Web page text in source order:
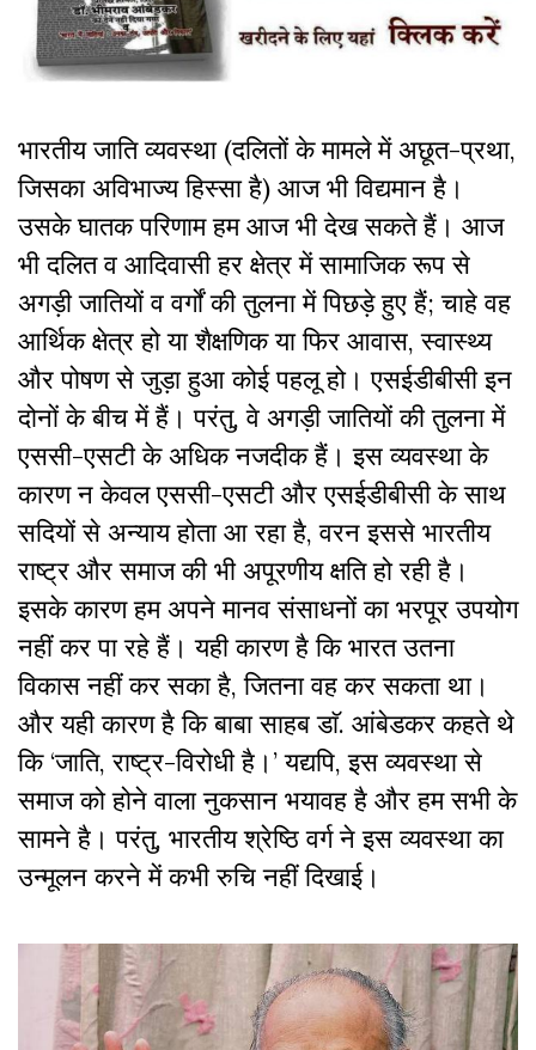
भारतीय जाति व्यवस्था (दलितों के मामले में अछूत-प्रथा,
जिसका अविभाज्य हिस्सा है) आज भी विद्यमान है।
उसके घातक परिणाम हम आज भी देख सकते हैं। आज
भी दलित व आदिवासी हर क्षेत्र में सामाजिक रूप से
अगड़ी जातियों व वर्गों की तुलना में पिछड़े हुए हैं; चाहे वह
आर्थिक क्षेत्र हो या शैक्षणिक या फिर आवास, स्वास्थ्य
और पोषण से जुड़ा हुआ कोई पहलू हो। एसईडीबीसी इन
दोनों के बीच में हैं। परंतु, वे अगड़ी जातियों की तुलना में
एससी-एसटी के अधिक नजदीक हैं। इस व्यवस्था के
कारण न केवल एससी-एसटी और एसईडीबीसी के साथ
सदियों से अन्याय होता आ रहा है, वरन इससे भारतीय
राष्ट्र और समाज की भी अपूरणीय क्षति हो रही है।
इसके कारण हम अपने मानव संसाधनों का भरपूर उपयोग
नहीं कर पा रहे हैं। यही कारण है कि भारत उतना
विकास नहीं कर सका है, जितना वह कर सकता था।
और यही कारण है कि बाबा साहब डाॅ. आंबेडकर कहते थे
कि ‘जाति, राष्ट्र-विरोधी है।’ यद्यपि, इस व्यवस्था से
समाज को होने वाला नुकसान भयावह है और हम सभी के
सामने है। परंतु, भारतीय श्रेष्ठि वर्ग ने इस व्यवस्था का
उन्मूलन करने में कभी रुचि नहीं दिखाई।